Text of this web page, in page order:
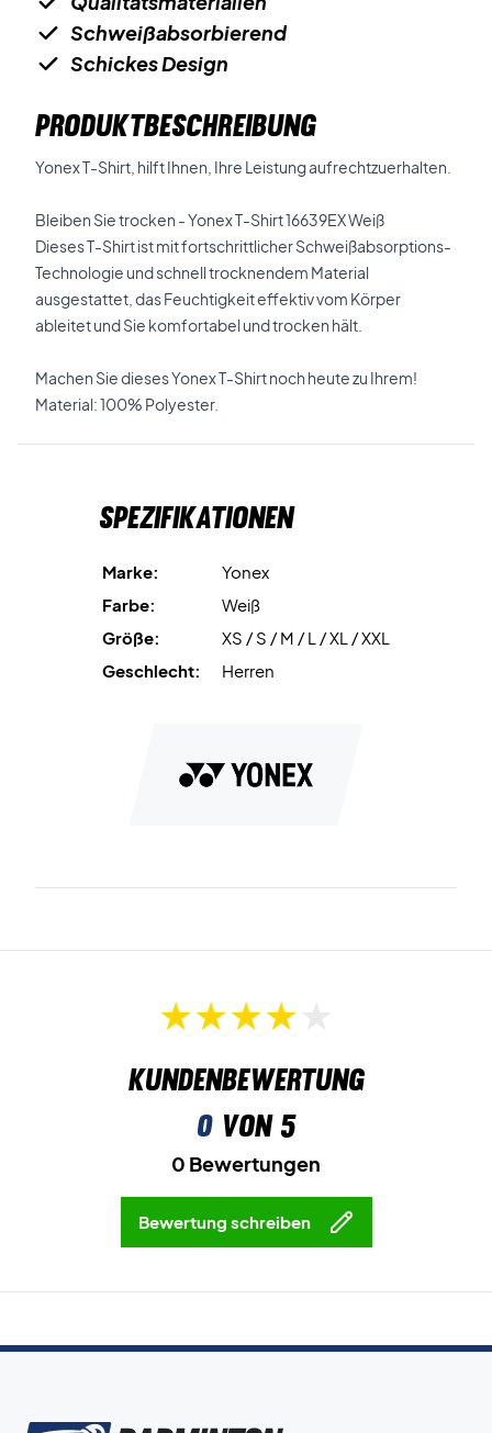
Schweißabsorbierend
Schickes Design
PRODUKTBESCHREIBUNG
Yonex T-Shirt, hilft Ihnen, Ihre Leistung aufrechtzuerhalten.
Bleiben Sie trocken - Yonex T-Shirt 16639EX Weiß
Dieses T-Shirt ist mit fortschrittlicher Schweißabsorptions-
Technologie und schnell trocknendem Material
ausgestattet, das Feuchtigkeit effektiv vom Körper
ableitet und Sie komfortabel und trocken hält.
Machen Sie dieses Yonex T-Shirt noch heute zu Ihrem!
Material: 100% Polyester.
Spezifikationen
Marke:
Yonex
Farbe:
Weiß
Größe:
XS / S / M / L / XL / XXL
Geschlecht:
Herren
Kundenbewertung
0von 5
0 Bewertungen
Bewertung schreiben